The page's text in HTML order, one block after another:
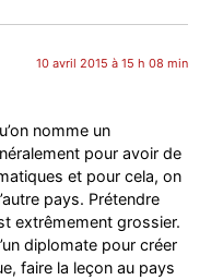
10 avril 2015 à 15 h 08 min
nomme un
pour avoir de
et pour cela, on
pays. Prétendre
extrêmement grossier.
diplomate pour créer
faire la leçon au pays